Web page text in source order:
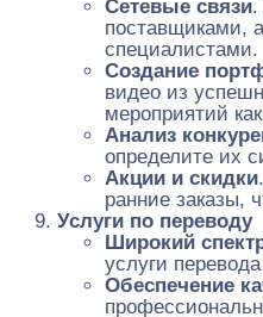
Сетевые связи.
поставщиками,
специалистами.
Создание
видео из
мероприятий
Анализ
определите их
Акции и скидки
ранние заказы,
Услуги по переводу
Широкий
услуги
Обеспечение